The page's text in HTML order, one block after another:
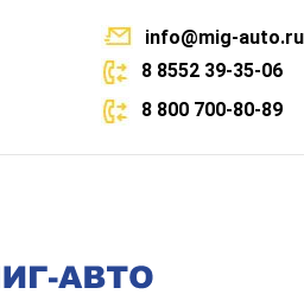
info@mig-auto.ru
8 8552 39-35-06
8 800 700-80-89